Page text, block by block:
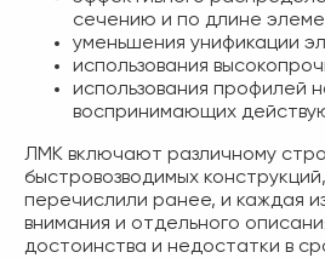
сечению и по длине
уменьшения унификации
использования
использования профилей
воспринимающих
ЛМК включают различному
быстровозводимых
перечислили ранее, и каждая
внимания и отдельного
достоинства и недостатки в